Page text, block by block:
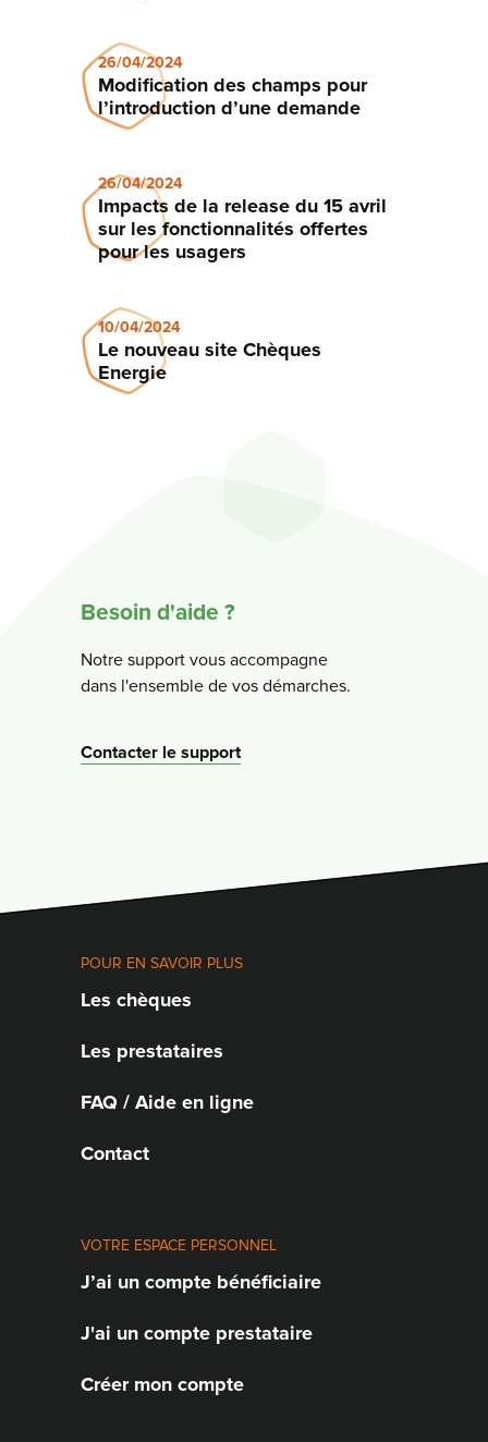
26/04/2024
Modification des champs pour
l’introduction d’une demande
26/04/2024
Impacts de la release du 15 avril
sur les fonctionnalités offertes
pour les usagers
10/04/2024
Le nouveau site Chèques
Energie
Besoin d'aide ?
Notre support vous accompagne
dans l'ensemble de vos démarches.
Contacter le support
POUR EN SAVOIR PLUS
Les chèques
Les prestataires
FAQ / Aide en ligne
Contact
VOTRE ESPACE PERSONNEL
J’ai un compte bénéficiaire
J'ai un compte prestataire
Créer mon compte